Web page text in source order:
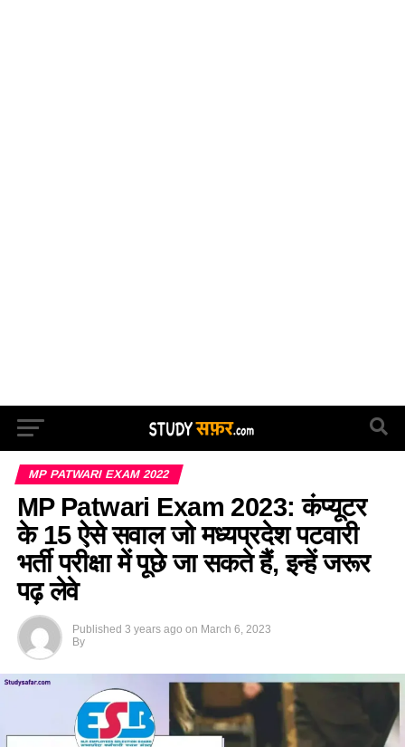
MP PATWARI EXAM 2022
MP Patwari Exam 2023: कंप्यूटर
के 15 ऐसे सवाल जो मध्यप्रदेश पटवारी
भर्ती परीक्षा में पूछे जा सकते हैं, इन्हें जरूर
पढ़ लेवे
Published 3 years ago on March 6, 2023
By